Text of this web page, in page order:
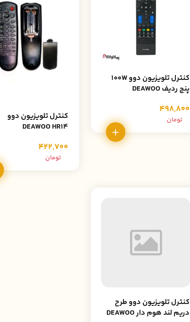
کنترل تلویزیون دوو 100W
پنج ردیف DEAWOO
498,800
تومان
کنترل تلویزیون دوو
DEAWOO HR14
422,700
تومان
کنترل تلویزیون دوو طرح
دریم لند هوم دار DEAWOO